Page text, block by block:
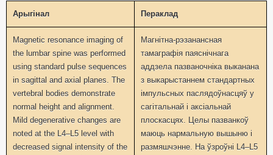
Арыгiнал Пераклад
Magnetic resonance imaging of
the lumbar spine was performed
using standard pulse sequences
in sagittal and axial planes. The
vertebral bodies demonstrate
normal height and alignment.
Mild degenerative changes are
noted at the L4–L5 level with
decreased signal intensity of the
Магнітна-рэзанансная
тамаграфія паяснічнага
аддзела пазваночніка выканана
з выкарыстаннем стандартных
імпульсных паслядоўнасцяў у
сагітальнай і аксіальнай
плоскасцях. Целы пазванкоў
маюць нармальную вышыню і
размяшчэнне. На ўзроўні L4–L5